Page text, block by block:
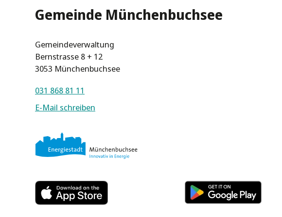
Gemeinde Münchenbuchsee
Gemeindeverwaltung
Bernstrasse 8 + 12
3053 Münchenbuchsee
031 868 81 11
E-Mail schreiben